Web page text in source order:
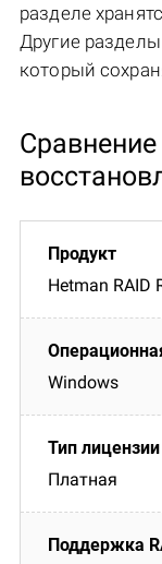
разделе
Другие
который
Hetman RAID
Windows
Платная